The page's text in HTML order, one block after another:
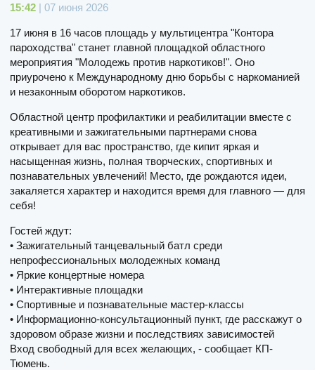
15:42 | 07 июня 2026
17 июня в 16 часов площадь у мультицентра "Контора
пароходства" станет главной площадкой областного
мероприятия "Молодежь против наркотиков!". Оно
приурочено к Международному дню борьбы с наркоманией
и незаконным оборотом наркотиков.
Областной центр профилактики и реабилитации вместе с
креативными и зажигательными партнерами снова
открывает для вас пространство, где кипит яркая и
насыщенная жизнь, полная творческих, спортивных и
познавательных увлечений! Место, где рождаются идеи,
закаляется характер и находится время для главного — для
себя!
Гостей ждут:
• Зажигательный танцевальный батл среди
непрофессиональных молодежных команд
• Яркие концертные номера
• Интерактивные площадки
• Спортивные и познавательные мастер-классы
• Информационно-консультационный пункт, где расскажут о
здоровом образе жизни и последствиях зависимостей
Вход свободный для всех желающих, - сообщает КП-
Тюмень.